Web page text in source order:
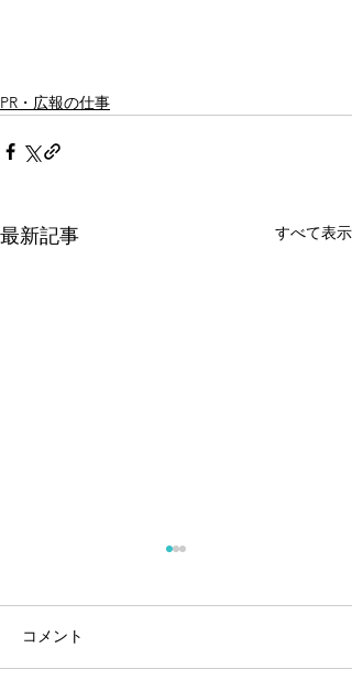
PR・広報の仕事
最新記事 すべて表示
コメント